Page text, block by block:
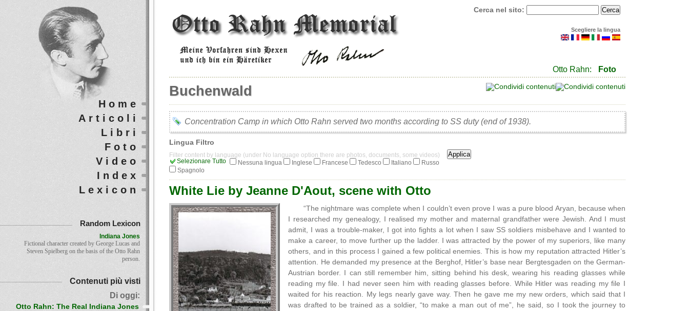
Cerca nel sito:
Scegliere la lingua
Otto Rahn: Foto
Buchenwald
Concentration Camp in which Otto Rahn served two months according to SS duty (end of 1938).
Lingua Filtro
Filter content by language (under No language option there are photos, documents, some videos)
Selezionare Tutto
Nessuna lingua Inglese Francese Tedesco Italiano
Russo
Spagnolo
White Lie by Jeanne D'Aout, scene with Otto
“The nightmare was complete when I couldn’t even prove I was a pure blood Aryan, because when
I researched my genealogy, I realised my mother and maternal grandfather were Jewish. And I must
admit, I was a trouble-maker, I got into fights a lot when I saw SS soldiers misbehave and I wanted to
make a career, to move further up the ladder. I was attracted by the power of my superiors, like many
others, and in this process I gained a few political enemies. This is how my reputation attracted Hitler’s
attention. He demanded my presence at the Berghof, Hitler’s base near Bergtesgaden on the German-
Austrian border. I can still remember him, sitting behind his desk, wearing his reading glasses while
reading my file. I had never seen him with reading glasses before. While Hitler was reading my file I
waited for his reaction. My legs nearly gave way. Then he gave me my new orders, which said that I
was drafted to be trained as a soldier, “to make a man out of me”, he said, so I took the journey to
Home
Articoli
Libri
Foto
Video
Index
Lexicon
Random Lexicon
Indiana Jones
Fictional character created by George Lucas and
Steven Spielberg on the basis of the Otto Rahn
person.
Contenuti più visti
Di oggi:
Otto Rahn: The Real Indiana Jones